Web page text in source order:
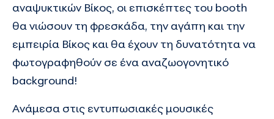
αναψυκτικών Βίκος, οι επισκέπτες του booth
θα νιώσουν τη φρεσκάδα, την αγάπη και την
εμπειρία Βίκος και θα έχουν τη δυνατότητα να
φωτογραφηθούν σε ένα αναζωογονητικό
background!
Ανάμεσα στις εντυπωσιακές μουσικές